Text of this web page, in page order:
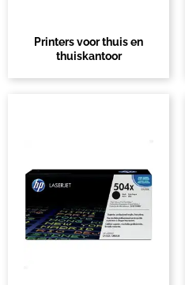
Printers voor thuis en
thuiskantoor